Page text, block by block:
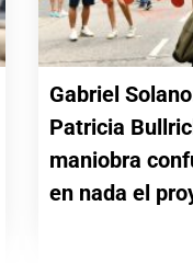
Gabriel
Patricia
maniobra
en nada el